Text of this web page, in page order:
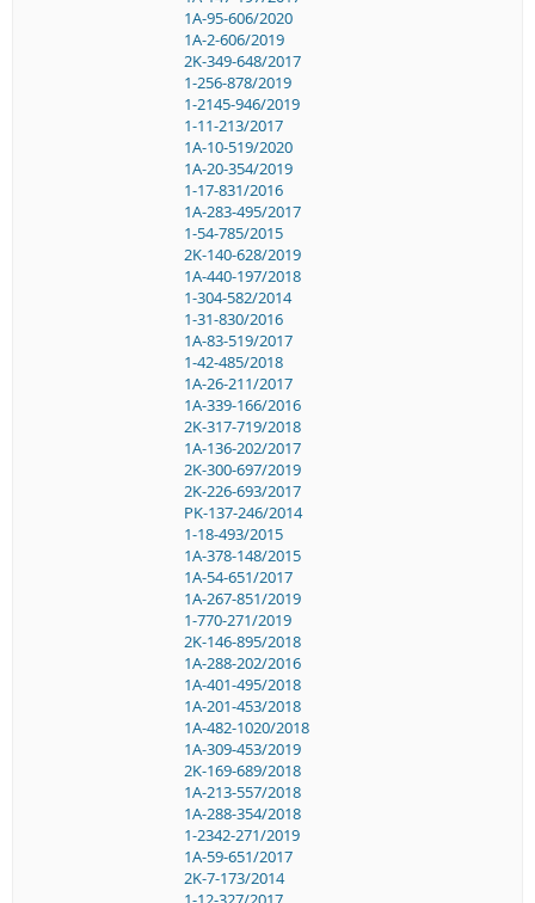
1A-95-606/2020
1A-2-606/2019
2K-349-648/2017
1-256-878/2019
1-2145-946/2019
1-11-213/2017
1A-10-519/2020
1A-20-354/2019
1-17-831/2016
1A-283-495/2017
1-54-785/2015
2K-140-628/2019
1A-440-197/2018
1-304-582/2014
1-31-830/2016
1A-83-519/2017
1-42-485/2018
1A-26-211/2017
1A-339-166/2016
2K-317-719/2018
1A-136-202/2017
2K-300-697/2019
2K-226-693/2017
PK-137-246/2014
1-18-493/2015
1A-378-148/2015
1A-54-651/2017
1A-267-851/2019
1-770-271/2019
2K-146-895/2018
1A-288-202/2016
1A-401-495/2018
1A-201-453/2018
1A-482-1020/2018
1A-309-453/2019
2K-169-689/2018
1A-213-557/2018
1A-288-354/2018
1-2342-271/2019
1A-59-651/2017
2K-7-173/2014